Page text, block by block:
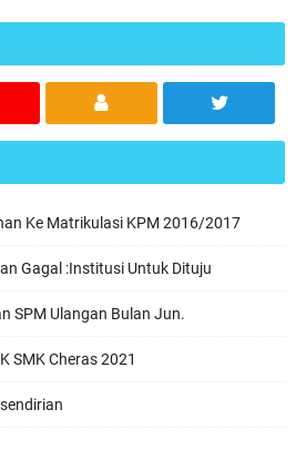
Ke Matrikulasi KPM 2016/2017
Gagal :Institusi Untuk Dituju
SPM Ulangan Bulan Jun.
SMK Cheras 2021